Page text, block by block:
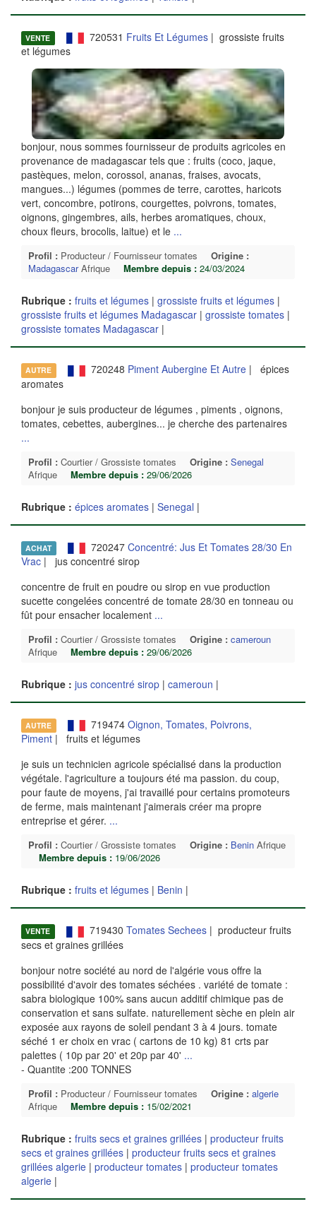
VENTE 720531 Fruits Et Légumes| grossiste fruits
et légumes
bonjour, nous sommes fournisseur de produits agricoles en
provenance de madagascar tels que : fruits (coco, jaque,
pastèques, melon, corossol, ananas, fraises, avocats,
mangues...) légumes (pommes de terre, carottes, haricots
vert, concombre, potirons, courgettes, poivrons, tomates,
oignons, gingembres, ails, herbes aromatiques, choux,
choux fleurs, brocolis, laitue) et le ...
Profil : Producteur / Fournisseur tomates
Origine :
MadagascarAfrique Membre depuis : 24/03/2024
Rubrique : fruits et légumes | grossiste fruits et légumes |
grossiste fruits et légumes Madagascar | grossiste tomates |
grossiste tomates Madagascar |
AUTRE 720248 Piment Aubergine Et Autre| épices
aromates
bonjour je suis producteur de légumes , piments , oignons,
tomates, cebettes, aubergines... je cherche des partenaires
...
Profil : Courtier / Grossiste tomates Origine : Senegal
Afrique
Membre depuis : 29/06/2026
Rubrique : épices aromates | Senegal |
ACHAT 720247 Concentré: Jus Et Tomates 28/30 En
Vrac | jus concentré sirop
concentre de fruit en poudre ou sirop en vue production
sucette congelées concentré de tomate 28/30 en tonneau ou
fût pour ensacher localement ...
Profil : Courtier / Grossiste tomates Origine : cameroun
Afrique
Membre depuis : 29/06/2026
Rubrique : jus concentré sirop | cameroun |
AUTRE 719474 Oignon, Tomates, Poivrons,
Piment | fruits et légumes
je suis un technicien agricole spécialisé dans la production
végétale. l'agriculture a toujours été ma passion. du coup,
pour faute de moyens, j'ai travaillé pour certains promoteurs
de ferme, mais maintenant j'aimerais créer ma propre
entreprise et gérer. ...
Profil : Courtier / Grossiste tomates Origine : Benin Afrique
Membre depuis : 19/06/2026
Rubrique : fruits et légumes | Benin |
VENTE 719430 Tomates Sechees| producteur fruits
secs et graines grillées
bonjour notre société au nord de l'algérie vous offre la
possibilité d'avoir des tomates séchées . variété de tomate :
sabra biologique 100% sans aucun additif chimique pas de
conservation et sans sulfate. naturellement sèche en plein air
exposée aux rayons de soleil pendant 3 à 4 jours. tomate
séché 1 er choix en vrac ( cartons de 10 kg) 81 crts par
palettes ( 10p par 20' et 20p par 40' ...
- Quantite :200 TONNES
Profil : Producteur / Fournisseur tomates Origine : algerie
Afrique
Membre depuis : 15/02/2021
Rubrique : fruits secs et graines grillées | producteur fruits
secs et graines grillées | producteur fruits secs et graines
grillées algerie | producteur tomates | producteur tomates
algerie |